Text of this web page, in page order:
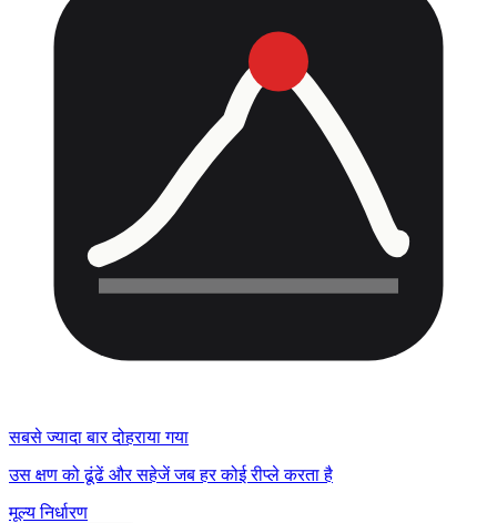
सबसे ज्यादा बार दोहराया गया
उस क्षण को ढूंढें और सहेजें जब हर कोई रीप्ले करता है
मूल्य निर्धारण